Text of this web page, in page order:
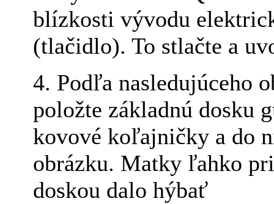
blízkosti vývodu
(tlačidlo). To stlačte a
4. Podľa nasledujúceho
položte základnú dosku
kovové koľajničky a do
obrázku. Matky ľahko
doskou dalo hýbať